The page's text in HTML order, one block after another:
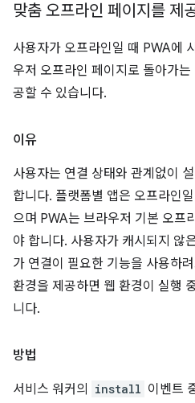
맞춤 오프라인 페이지를 제
사용자가 오프라인일 때 PWA에
우저 오프라인 페이지로 돌아가
공할 수 있습니다.
이유
사용자는 연결 상태와 관계없이
합니다. 플랫폼별 앱은 오프라인
으며 PWA는 브라우저 기본 오프
야 합니다. 사용자가 캐시되지 않
가 연결이 필요한 기능을 사용하
환경을 제공하면 웹 환경이 실행
니다.
방법
서비스 워커의 install 이벤트